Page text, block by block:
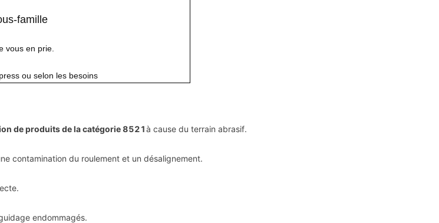
famille
vous en prie.
ou selon les besoins
de produits de la catégorie 8521à cause du terrain abrasif.
contamination du roulement et un désalignement.
endommagés.